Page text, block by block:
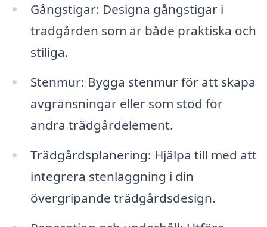
Gångstigar: Designa gångstigar i
trädgården som är både praktiska och
stiliga.
Stenmur: Bygga stenmur för att skapa
avgränsningar eller som stöd för
andra trädgårdelement.
Trädgårdsplanering: Hjälpa till med att
integrera stenläggning i din
övergripande trädgårdsdesign.